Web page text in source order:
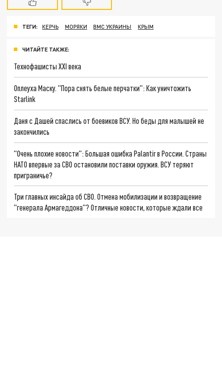
ТЕГИ: КЕРЧЬ МОРЯКИ ВМС УКРАИНЫ КРЫМ
ЧИТАЙТЕ ТАКЖЕ:
Технофашисты XXI века
Оплеуха Маску. "Пора снять белые перчатки": Как уничтожить
Starlink
Даня с Дашей спаслись от боевиков ВСУ. Но беды для малышей не
закончились
"Очень плохие новости": Большая ошибка Palantir в России. Страны
НАТО впервые за СВО остановили поставки оружия. ВСУ теряют
приграничье?
Три главных инсайда об СВО. Отмена мобилизации и возвращение
"генерала Армагеддона"? Отличные новости, которые ждали все